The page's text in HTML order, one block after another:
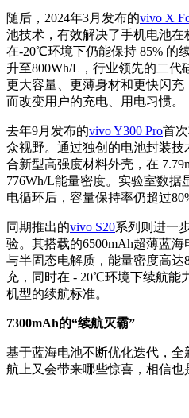
随后，2024年3月发布的vivo X
池技术，有效解决了手机电池在
在-20℃环境下仍能保持 85% 的
升至800Wh/L，行业领先的二代
更大容量、更薄身材和更快闪充
而改变用户的充电、用电习惯。
去年9月发布的vivo Y300 Pro首
众视野。通过独创的电池封装
合新型高强度材料外壳，在
776Wh/L能量密度。实验室数据
电循环后，容量保持率仍超过
同期推出的vivo S20系列则进一
验。其搭载的6500mAh超薄蓝
与半固态电解质，能量密度高达
充，同时在 - 20℃环境下续航能
机型的续航标准。
7300mAh的“续航灭霸”
基于蓝海电池不断优化迭代，全
航上又会带来哪些惊喜，相信也